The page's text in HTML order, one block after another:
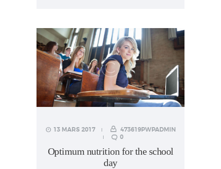
13 MARS 2017
473619PWPADMIN
0
Optimum nutrition for the school
day